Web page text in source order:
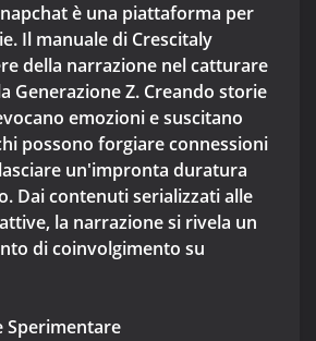
è una piattaforma per
Il manuale di Crescitaly
della narrazione nel catturare
Generazione Z. Creando storie
emozioni e suscitano
possono forgiare connessioni
un'impronta duratura
Dai contenuti serializzati alle
la narrazione si rivela un
di coinvolgimento su
Sperimentare